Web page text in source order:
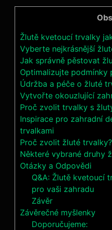
Žlutě kvetoucí trvalky
Vyberte nejkrásnější
Jak správně pěstovat
Optimalizujte podmínky
Údržba a péče o žluté
Vytvořte okouzlující
Proč zvolit trvalky s
Inspirace pro zahradní
trvalkami
Proč zvolit žluté trvalky?
Některé vybrané druhy
Otázky a Odpovědi
Q&A: Žlutě kvetoucí
pro vaši zahradu
Závěr
Závěrečné myšlenky
Doporučujeme: